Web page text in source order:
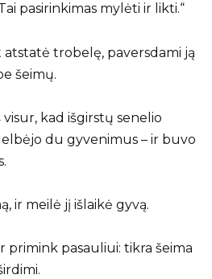
pasirinkimas mylėti ir likti.“
atstatė trobelę, paversdami ją
šeimų.
kad išgirstų senelio
du gyvenimus – ir buvo
ir meilė jį išlaikė gyvą.
primink pasauliui: tikra šeima